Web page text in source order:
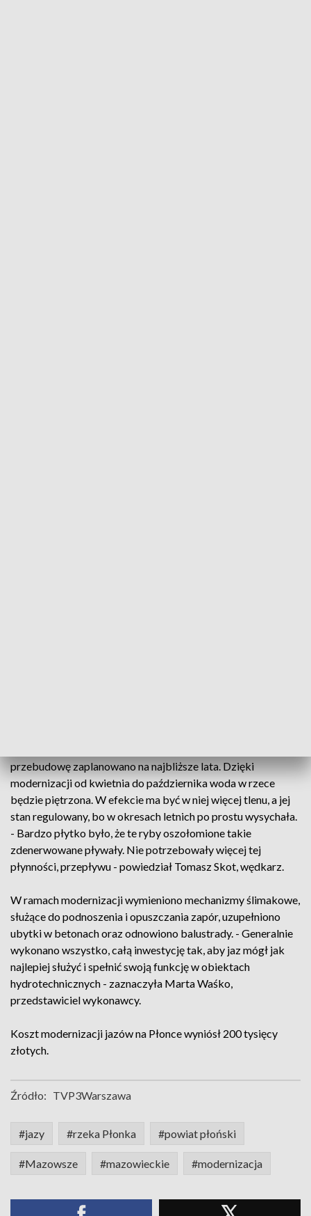
przebudowę zaplanowano na najbliższe lata. Dzięki
modernizacji od kwietnia do października woda w rzece
będzie piętrzona. W efekcie ma być w niej więcej tlenu, a jej
stan regulowany, bo w okresach letnich po prostu wysychała.
- Bardzo płytko było, że te ryby oszołomione takie
zdenerwowane pływały. Nie potrzebowały więcej tej
płynności, przepływu - powiedział Tomasz Skot, wędkarz.
W ramach modernizacji wymieniono mechanizmy ślimakowe,
służące do podnoszenia i opuszczania zapór, uzupełniono
ubytki w betonach oraz odnowiono balustrady. - Generalnie
wykonano wszystko, całą inwestycję tak, aby jaz mógł jak
najlepiej służyć i spełnić swoją funkcję w obiektach
hydrotechnicznych - zaznaczyła Marta Waśko,
przedstawiciel wykonawcy.
Koszt modernizacji jazów na Płonce wyniósł 200 tysięcy
złotych.
Źródło: TVP3Warszawa
#jazy #rzeka Płonka #powiat płoński
#Mazowsze #mazowieckie #modernizacja